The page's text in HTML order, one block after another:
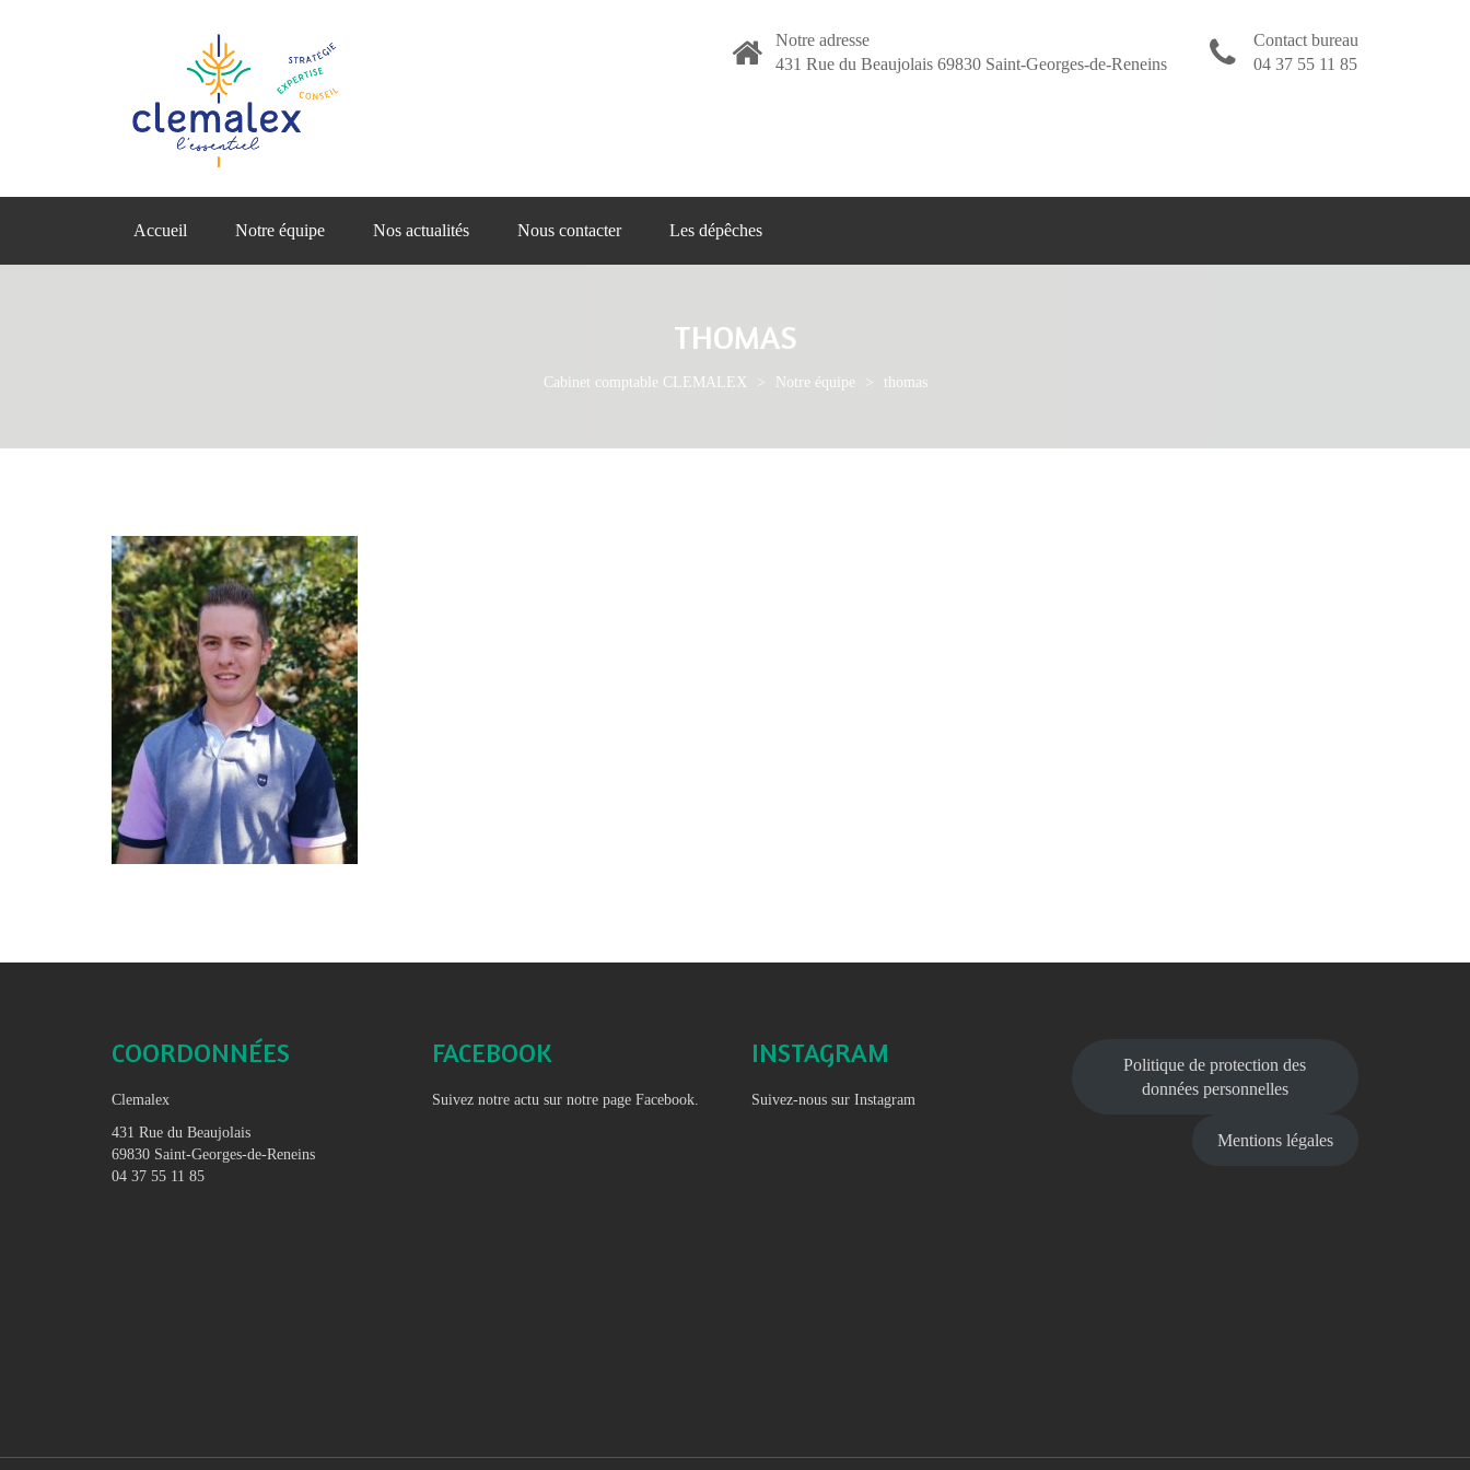
Notre adresse
431 Rue du Beaujolais 69830 Saint-Georges-de-Reneins
Contact bureau
04 37 55 11 85
Accueil Notre équipe Nos actualités Nous contacter Les dépêches
THOMAS
Cabinet comptable CLEMALEX > Notre équipe > thomas
COORDONNÉES
Clemalex
431 Rue du Beaujolais
69830 Saint-Georges-de-Reneins
04 37 55 11 85
FACEBOOK
Suivez notre actu sur notre page Facebook.
INSTAGRAM
Suivez-nous sur Instagram
Politique de protection des
données personnelles
Mentions légales